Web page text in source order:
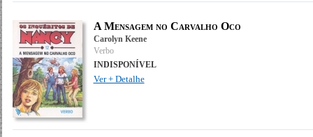
A Mensagem no Carvalho Oco
Carolyn Keene
Verbo
INDISPONÍVEL
Ver + Detalhe